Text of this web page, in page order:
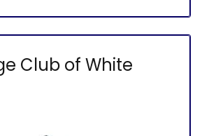
Club of White